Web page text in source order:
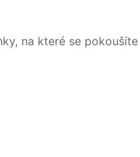
na které se